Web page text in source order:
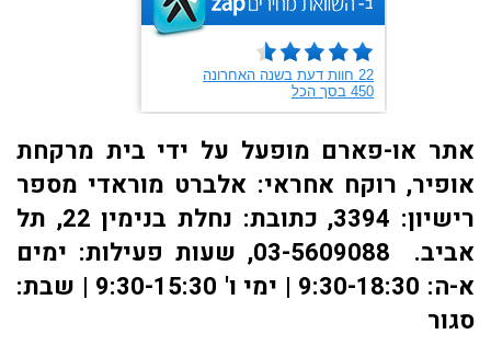
אתר או-פארם מופעל על ידי בית מרקחת
אופיר, רוקח אחראי: אלברט מוראדי מספר
רישיון: 3394, כתובת: ​נחלת בנימין 22, תל
אביב. 03-5609088, שעות פעילות: ימים
א-ה: 9:30-18:30 | ימי ו' 9:30-15:30 | שבת:
סגור